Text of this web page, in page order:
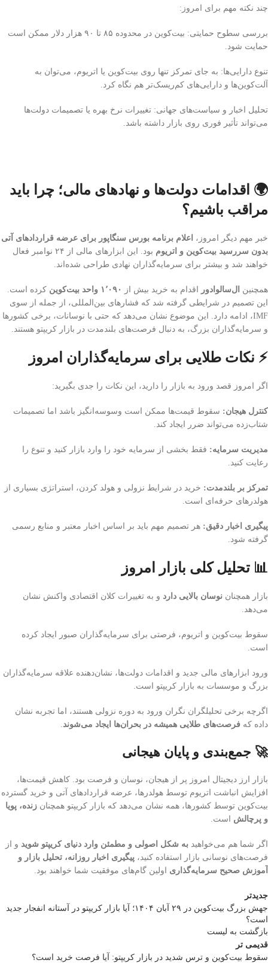
چند نکته مهم برای امروز:
بررسی سطوح حمایتی: بیت‌کوین در محدوده ۸۵ تا ۹۰ هزار دلار ممکن است
حمایت شود.
تنوع دارایی‌ها: به جای تمرکز تنها روی بیت‌کوین یا اتریوم، می‌توان به
آلت‌کوین‌ها و دارایی‌های کم‌ریسک‌تر هم نگاه کرد.
تحلیل اخبار و سیاست‌های جهانی: تغییرات نرخ بهره یا تصمیمات دولت‌ها
می‌تواند تأثیر فوری روی بازار داشته باشد.
🌍 اقدامات دولت‌ها و نهادهای مالی؛ چرا باید
مراقب باشیم؟
خبر مهم دیگر امروز، اعلام برنامه بورس سنگاپور برای عرضه قراردادهای آتی
بدون سررسید بیت‌کوین و اتریوم
بود. این ابزارهای مالی از ۲۴ نوامبر فعال
خواهند شد و بیشتر برای سرمایه‌گذاران نهادی طراحی شده‌اند.
همچنین ال‌سالوادور اقدام به خرید بیش از ۱٬۰۹۰ واحد بیت‌کوین
کرده است.
این تصمیم در شرایطی گرفته شد که فشارهای بین‌المللی، از جمله از سوی
IMF، ادامه دارد. این موضوع نشان می‌دهد که حتی با نوسانات، برخی کشورها
و سرمایه‌گذاران بزرگ، به دنبال فرصت‌های بلندمدت در بازار کریپتو هستند.
⚡ نکات طلایی برای سرمایه‌گذاران امروز
اگر امروز قصد ورود به بازار را دارید، این نکات را جدی بگیرید:
کنترل هیجان: سقوط قیمت‌ها ممکن است وسوسه‌انگیز باشد اما تصمیمات
شتاب‌زده می‌تواند ضرر ایجاد کند.
مدیریت سرمایه: فقط بخشی از سرمایه خود را وارد بازار کنید و تنوع را
رعایت کنید.
تمرکز بر بلندمدت: خرید در شرایط نزولی و هولد کردن، استراتژی بسیاری از
هولدرهای حرفه‌ای است.
پیگیری اخبار دقیق: هر تصمیم مهم باید بر اساس اخبار معتبر و منابع رسمی
گرفته شود.
📊 تحلیل کلی بازار امروز
بازار همچنان نوسان بالایی دارد و به تغییرات کلان اقتصادی واکنش نشان
می‌دهد.
سقوط بیت‌کوین و اتریوم، فرصتی برای سرمایه‌گذاران صبور ایجاد کرده
است.
ورود ابزارهای مالی جدید و اقدامات دولت‌ها، نشان‌دهنده علاقه سرمایه‌گذاران
بزرگ و موسسات به بازار کریپتو است.
اگرچه برخی تحلیلگران نگران ورود به دوره نزولی هستند، اما تجربه نشان
داده که فرصت‌های طلایی همیشه در بحران‌ها ایجاد می‌شوند
🚀 جمع‌بندی و پایان هیجانی
بازار ارز دیجیتال امروز پر از هیجان، نوسان و فرصت بود. کاهش قیمت‌ها،
افزایش انباشت اتریوم توسط هولدرها، عرضه قراردادهای آتی و خرید گسترده
بیت‌کوین توسط کشورها، همه نشان می‌دهد که بازار کریپتو همچنان زنده، پویا
و پرچالش است.
اگر شما هم می‌خواهید به شکل اصولی و مطمئن وارد دنیای کریپتو شوید و از
فرصت‌های نوسانی بازار استفاده کنید، پیگیری اخبار روزانه، تحلیل بازار و
آموزش صحیح سرمایه‌گذاری اولین گام‌های موفقیت شما خواهند بود.
جدیدتر
جهش بزرگ بیت‌کوین در ۲۹ آبان ۱۴۰۴؛ آیا بازار کریپتو در آستانه انفجار جدید
است؟
بازگشت به لیست
قدیمی تر
سقوط بیت‌کوین و ترس شدید در بازار کریپتو: آیا فرصت خرید است؟